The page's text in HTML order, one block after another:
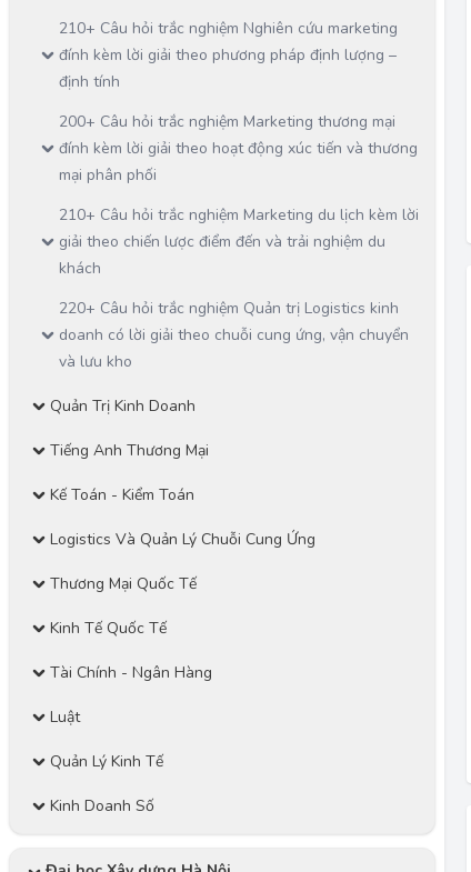
210+ Câu hỏi trắc nghiệm Nghiên cứu marketing
đính kèm lời giải theo phương pháp định lượng –
định tính
200+ Câu hỏi trắc nghiệm Marketing thương mại
đính kèm lời giải theo hoạt động xúc tiến và thương
mại phân phối
210+ Câu hỏi trắc nghiệm Marketing du lịch kèm lời
giải theo chiến lược điểm đến và trải nghiệm du
khách
220+ Câu hỏi trắc nghiệm Quản trị Logistics kinh
doanh có lời giải theo chuỗi cung ứng, vận chuyển
và lưu kho
Quản Trị Kinh Doanh
Tiếng Anh Thương Mại
Kế Toán - Kiểm Toán
Logistics Và Quản Lý Chuỗi Cung Ứng
Thương Mại Quốc Tế
Kinh Tế Quốc Tế
Tài Chính - Ngân Hàng
Luật
Quản Lý Kinh Tế
Kinh Doanh Số